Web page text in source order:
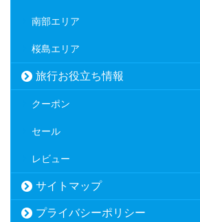
南部エリア
桜島エリア
旅行お役立ち情報
クーポン
セール
レビュー
サイトマップ
プライバシーポリシー